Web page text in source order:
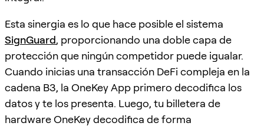
Esta sinergia es lo que hace posible el sistema
SignGuard, proporcionando una doble capa de
protección que ningún competidor puede igualar.
Cuando inicias una transacción DeFi compleja en la
cadena B3, la OneKey App primero decodifica los
datos y te los presenta. Luego, tu billetera de
hardware OneKey decodifica de forma